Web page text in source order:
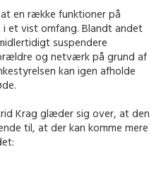
en række funktioner på
i et vist omfang. Blandt andet
suspendere
og netværk på grund af
kan igen afholde
Krag glæder sig over, at den
til, at der kan komme mere